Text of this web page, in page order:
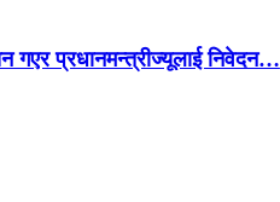
गएर प्रधानमन्त्रीज्यूलाई निवेदन…